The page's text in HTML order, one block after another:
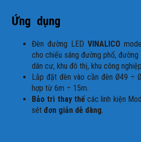
Ứng dụng
Đèn đường LED VINALICO
cho chiếu sáng đường phố,
dân cư, khu đô thị, khu công
Lắp đặt đèn vào cần đèn Ø49 ÷
hợp từ 6m ÷ 15m.
Bảo trì thay thếcác linh kiện
sét đơn giản dễ dàng.